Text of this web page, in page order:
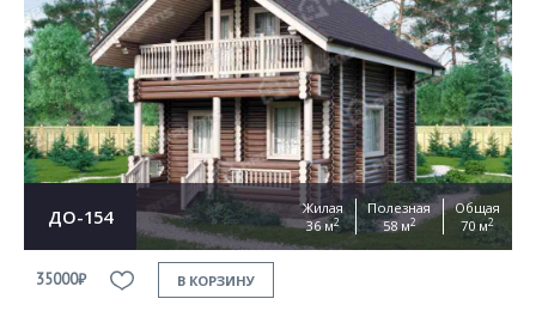
ДО-154
Жилая
36 м2
Полезная
58 м2
Общая
70 м2
35000₽ В КОРЗИНУ